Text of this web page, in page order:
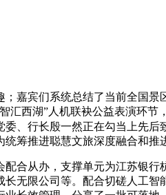
宾们系统总结了当前全国景
西湖”人机联袂公益表演环节
、行长殷一然正在勾当上先
筹推进聪慧文旅深度融合和推
从办，支撑单元为江苏银行
无限公司等。配合切磋人工